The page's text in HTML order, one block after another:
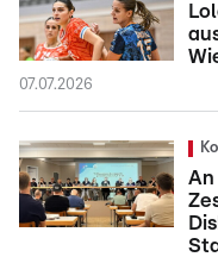
07.07.2026
An